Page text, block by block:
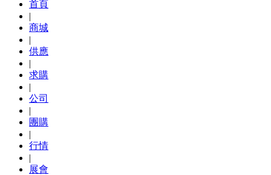
首頁
|
商城
|
供應
|
求購
|
公司
|
團購
|
行情
|
展會